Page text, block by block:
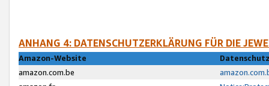
ANHANG 4: DATENSCHUTZERKLÄRUNG FÜR DIE
Amazon-Website
amazon.com.be